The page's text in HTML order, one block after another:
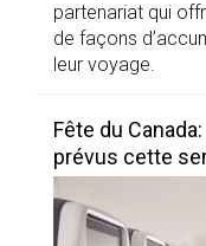
partenariat qui
de façons
leur voyage.
Fête du
prévus cette